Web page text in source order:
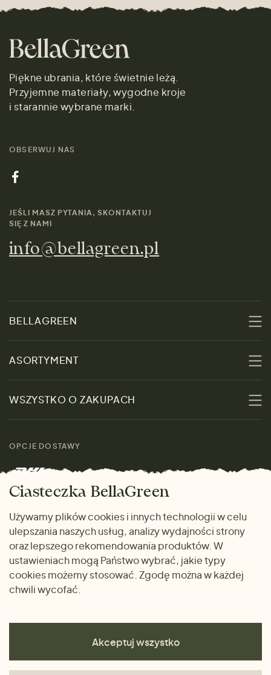
Piękne ubrania, które świetnie leżą.
Przyjemne materiały, wygodne kroje
i starannie wybrane marki.
OBSERWUJ NAS
JEŚLI MASZ PYTANIA, SKONTAKTUJ
SIĘ Z NAMI
info@bellagreen.pl
BELLAGREEN
Zrównoważoność
Skontaktuj się z nami
Marki
ASORTYMENT
Kobiety
Mężczyźni
Prezenty
WSZYSTKO O ZAKUPACH
rozmiarach
Zwrot towaru
Dlaczego warto kupować
u nas
OPCJE DOSTAWY
METODY PŁATNOŚCI
Ciasteczka BellaGreen
Używamy plików cookies i innych technologii w celu
ulepszania naszych usług, analizy wydajności strony
oraz lepszego rekomendowania produktów. W
ustawieniach mogą Państwo wybrać, jakie typy
cookies możemy stosować. Zgodę można w każdej
chwili wycofać.
Akceptuj wszystko